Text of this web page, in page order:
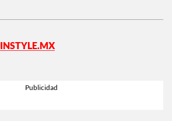
INSTYLE.MX